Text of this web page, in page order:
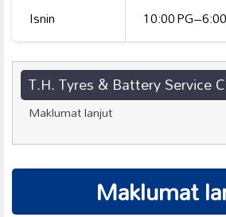
Isnin
10:00
T.H. Tyres & Battery Service
Maklumat lanjut
Maklumat